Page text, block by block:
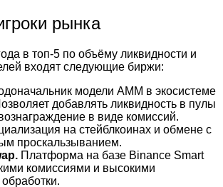
рынка
в топ-5 по объёму ликвидности и
входят следующие биржи:
модели AMM в экосистеме
добавлять ликвидность в пулы
в виде комиссий.
на стейблкоинах и обмене с
проскальзыванием.
Платформа на базе Binance Smart
комиссиями и высокими